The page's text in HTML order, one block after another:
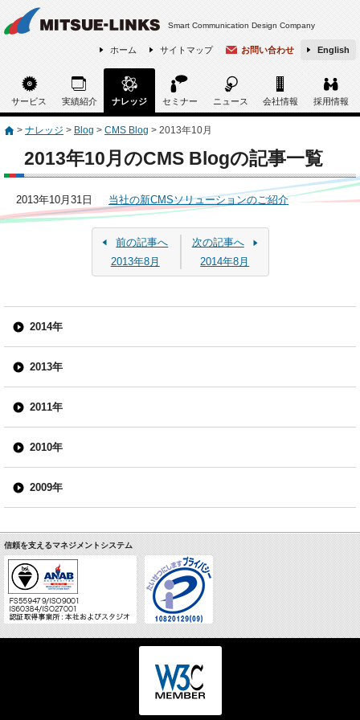
Smart Communication Design Company
ホーム サイトマップ お問い合わせ English
サービス 実績紹介 ナレッジ セミナー ニュース 会社情報 採用情報
> ナレッジ > Blog > CMS Blog > 2013年10月
2013年10月のCMS Blogの記事一覧
2013年10月31日 当社の新CMSソリューションのご紹介
前の記事へ
2013年8月
次の記事へ
2014年8月
2014年
2013年
2011年
2010年
2009年
信頼を支えるマネジメントシステム